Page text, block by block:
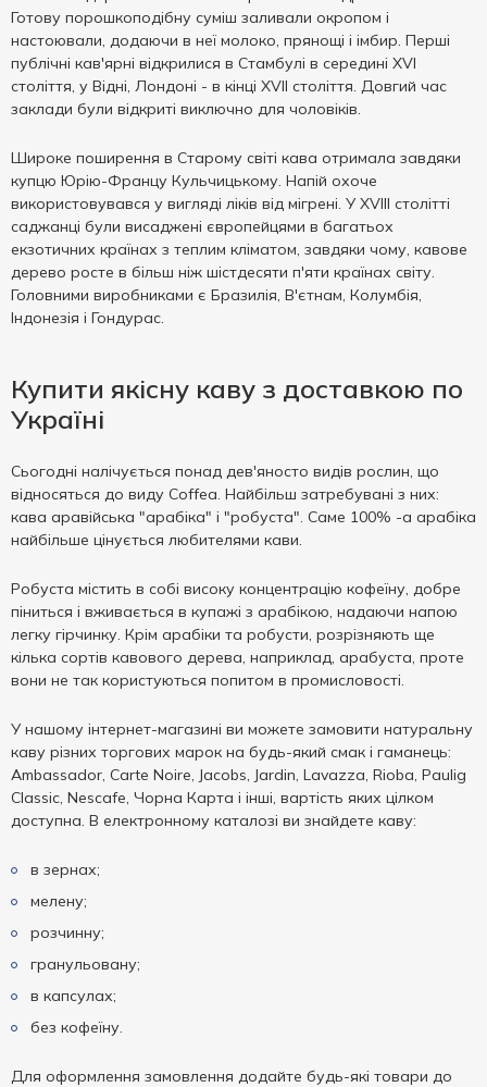
Готову порошкоподібну суміш заливали окропом і
настоювали, додаючи в неї молоко, прянощі і імбир. Перші
публічні кав'ярні відкрилися в Стамбулі в середині XVI
століття, у Відні, Лондоні - в кінці XVII століття. Довгий час
заклади були відкриті виключно для чоловіків.
Широке поширення в Старому світі кава отримала завдяки
купцю Юрію-Францу Кульчицькому. Напій охоче
використовувався у вигляді ліків від мігрені. У XVIII столітті
саджанці були висаджені європейцями в багатьох
екзотичних країнах з теплим кліматом, завдяки чому, кавове
дерево росте в більш ніж шістдесяти п'яти країнах світу.
Головними виробниками є Бразилія, В'єтнам, Колумбія,
Індонезія і Гондурас.
Купити якісну каву з доставкою по
Україні
Сьогодні налічується понад дев'яносто видів рослин, що
відносяться до виду Coffea. Найбільш затребувані з них:
кава аравійська "арабіка" і "робуста". Саме 100% -а арабіка
найбільше цінується любителями кави.
Робуста містить в собі високу концентрацію кофеїну, добре
піниться і вживається в купажі з арабікою, надаючи напою
легку гірчинку. Крім арабіки та робусти, розрізняють ще
кілька сортів кавового дерева, наприклад, арабуста, проте
вони не так користуються попитом в промисловості.
У нашому інтернет-магазині ви можете замовити натуральну
каву різних торгових марок на будь-який смак і гаманець:
Ambassador, Carte Noire, Jacobs, Jardin, Lavazza, Rioba, Paulig
Classic, Nescafe, Чорна Карта і інші, вартість яких цілком
доступна. В електронному каталозі ви знайдете каву:
в зернах;
мелену;
розчинну;
гранульовану;
в капсулах;
без кофеїну.
Для оформлення замовлення додайте будь-які товари до